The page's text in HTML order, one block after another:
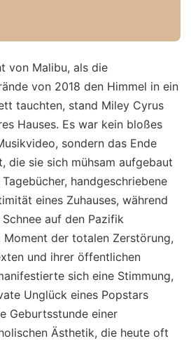
von Malibu, als die
von 2018 den Himmel in ein
tauchten, stand Miley Cyrus
Hauses. Es war kein bloßes
sondern das Ende
die sie sich mühsam aufgebaut
handgeschriebene
eines Zuhauses, während
auf den Pazifik
Moment der totalen Zerstörung,
und ihrer öffentlichen
sich eine Stimmung,
Unglück eines Popstars
Geburtsstunde einer
Ästhetik, die heute oft